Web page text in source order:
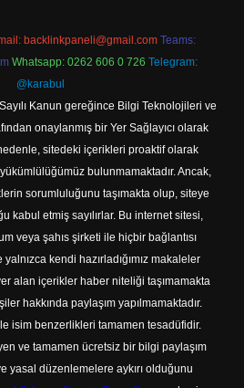
backlinkpaneli@gmail.com Teams:
Whatsapp: 0262 606 0 726 Telegram:
@karabul
Kanun gereğince Bilgi Teknolojileri ve
onaylanmış bir Yer Sağlayıcı olarak
sitedeki içerikleri proaktif olarak
bulunmamaktadır. Ancak,
sorumluluğunu taşımakta olup, siteye
kabul etmiş sayılırlar. Bu internet sitesi,
veya şahıs şirketi ile hiçbir bağlantısı
kendi hazırladığımız makaleler
alan içerikler haber niteliği taşımamakta
hakkında paylaşım yapılmamaktadır.
isim benzerlikleri tamamen tesadüfidir.
ve tamamen ücretsiz bir bilgi paylaşım
yasal düzenlemelere aykırı olduğunu